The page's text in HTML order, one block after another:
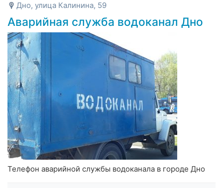
Дно, улица Калинина, 59
Аварийная служба водоканал Дно
Телефон аварийной службы водоканала в городе Дно